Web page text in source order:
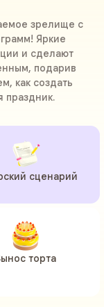
зрелище с
Яркие
и сделают
подарив
как создать
праздник.
сценарий
торта